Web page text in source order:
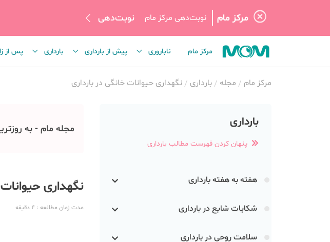
مرکز مام نوبت‌دهی مرکز مام نوبت‌دهی
مرکز مام ناباروری پیش از بارداری بارداری پس از
مرکز مام مجله بارداری نگهداری حیوانات خانگی در بارداری
بارداری
پنهان کردن فهرست مطالب بارداری
هفته به هفته بارداری
شکایات شایع در بارداری
سلامت روحی در بارداری
مجله مام - به
نگهداری
مدت زمان مطالعه: 4 دقیقه